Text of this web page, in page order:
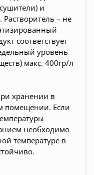
и
– не
соответствует
уровень
макс. 400гр/л
хранении в
помещении. Если
необходимо
температуре в